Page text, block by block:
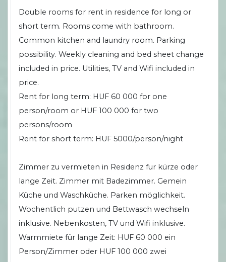
Double rooms for rent in residence for long or
short term. Rooms come with bathroom.
Common kitchen and laundry room. Parking
possibility. Weekly cleaning and bed sheet change
included in price. Utilities, TV and Wifi included in
price.
Rent for long term: HUF 60 000 for one
person/room or HUF 100 000 for two
persons/room
Rent for short term: HUF 5000/person/night
Zimmer zu vermieten in Residenz fur kürze oder
lange Zeit. Zimmer mit Badezimmer. Gemein
Küche und Waschküche. Parken möglichkeit.
Wochentlich putzen und Bettwasch wechseln
inklusive. Nebenkosten, TV und Wifi inklusive.
Warmmiete für lange Zeit: HUF 60 000 ein
Person/Zimmer oder HUF 100 000 zwei